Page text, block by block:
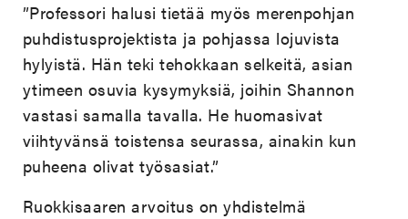
”Professori halusi tietää myös merenpohjan
puhdistusprojektista ja pohjassa lojuvista
hylyistä. Hän teki tehokkaan selkeitä, asian
ytimeen osuvia kysymyksiä, joihin Shannon
vastasi samalla tavalla. He huomasivat
viihtyvänsä toistensa seurassa, ainakin kun
puheena olivat työsasiat.”
Ruokkisaaren arvoitus on yhdistelmä